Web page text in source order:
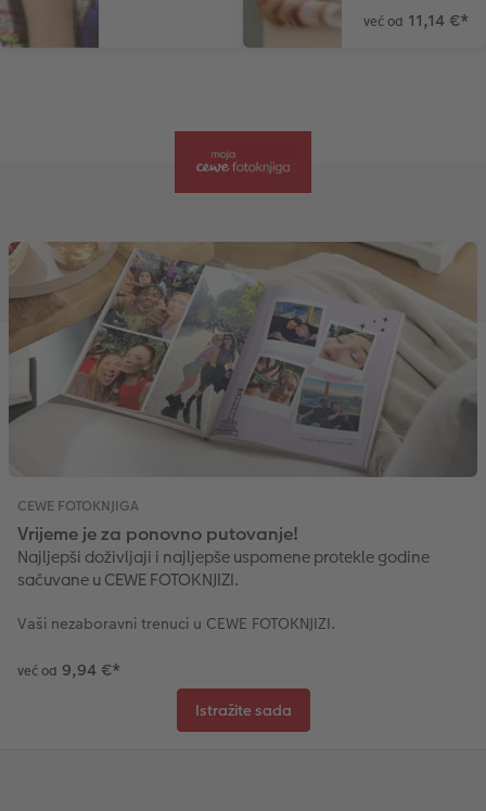
već od 11,14 €*
CEWE FOTOKNJIGA
Vrijeme je za ponovno putovanje!
Najljepši doživljaji i najljepše uspomene protekle godine
sačuvane u CEWE FOTOKNJIZI.
Vaši nezaboravni trenuci u CEWE FOTOKNJIZI.
već od 9,94 €*
Istražite sada